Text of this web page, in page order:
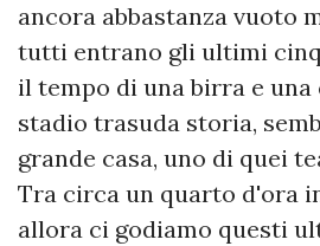
ancora abbastanza vuoto
tutti entrano gli ultimi
il tempo di una birra e una
stadio trasuda storia,
grande casa, uno di quei
Tra circa un quarto d'ora
allora ci godiamo questi